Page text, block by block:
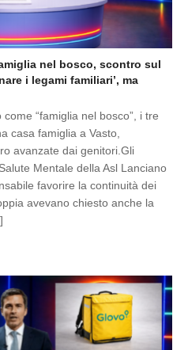
nel bosco, scontro sul
i legami familiari’, ma
“famiglia nel bosco”, i tre
casa famiglia a Vasto,
avanzate dai genitori.Gli
Mentale della Asl Lanciano
favorire la continuità dei
avevano chiesto anche la